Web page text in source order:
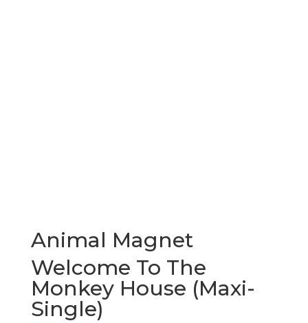
Animal Magnet
Welcome To The
Monkey House (Maxi-
Single)